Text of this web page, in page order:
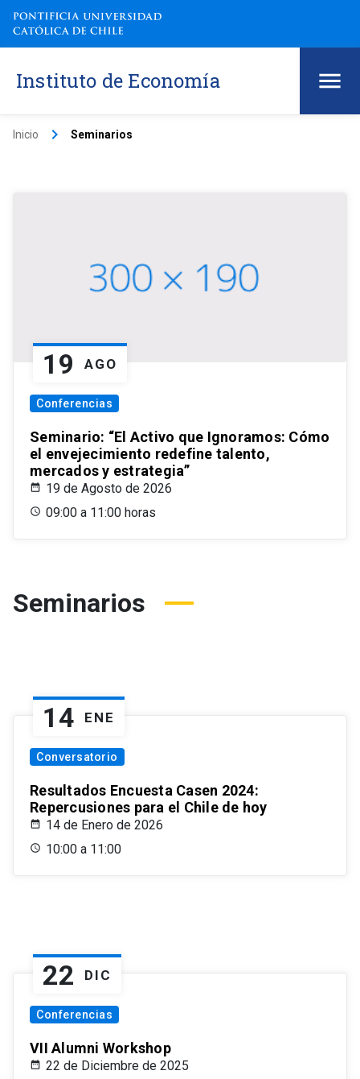
Instituto de Economía
Inicio keyboard_arrow_right Seminarios
19 AGO
Conferencias
Seminario: “El Activo que Ignoramos: Cómo
el envejecimiento redefine talento,
mercados y estrategia”
19 de Agosto de 2026
09:00 a 11:00 horas
Seminarios
14 ENE
Conversatorio
Resultados Encuesta Casen 2024:
Repercusiones para el Chile de hoy
14 de Enero de 2026
10:00 a 11:00
22 DIC
Conferencias
VII Alumni Workshop
22 de Diciembre de 2025